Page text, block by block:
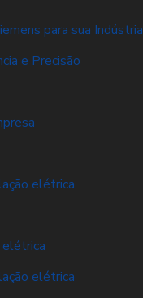
para sua Indústria
e Precisão
elétrica
elétrica
elétrica